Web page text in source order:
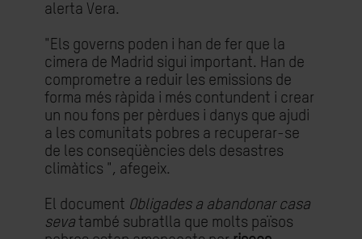
alerta Vera.
"Els governs poden i han de fer que la
cimera de Madrid sigui important. Han de
comprometre a reduir les emissions de
forma més ràpida i més contundent i crear
un nou fons per pèrdues i danys que ajudi
a les comunitats pobres a recuperar-se
de les conseqüències dels desastres
climàtics ", afegeix.
El document Obligades a abandonar casa
seva també subratlla que molts països